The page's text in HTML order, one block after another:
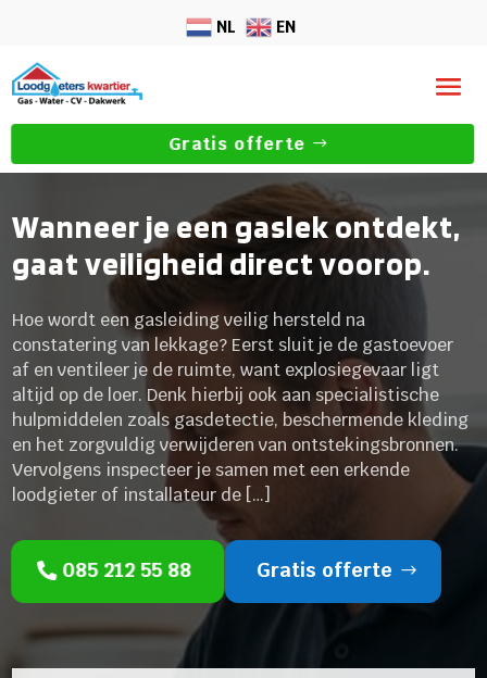
NL EN
Gratis offerte
Wanneer je een gaslek ontdekt,
gaat veiligheid direct voorop.
Hoe wordt een gasleiding veilig hersteld na
constatering van lekkage? Eerst sluit je de gastoevoer
af en ventileer je de ruimte, want explosiegevaar ligt
altijd op de loer. Denk hierbij ook aan specialistische
hulpmiddelen zoals gasdetectie, beschermende kleding
en het zorgvuldig verwijderen van ontstekingsbronnen.
Vervolgens inspecteer je samen met een erkende
loodgieter of installateur de […]
085 212 55 88 Gratis offerte